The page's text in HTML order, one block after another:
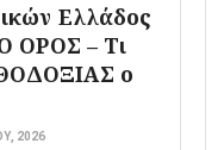
Ελλάδος
ΟΡΟΣ – Τι
ο
2026